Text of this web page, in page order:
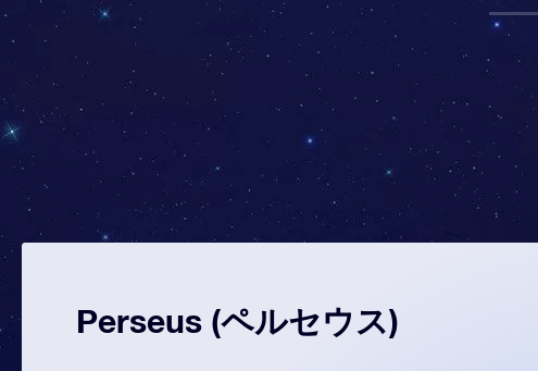
Perseus (ペルセウス)